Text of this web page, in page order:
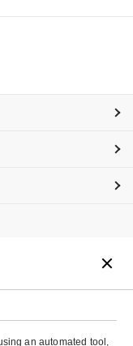
an automated tool,